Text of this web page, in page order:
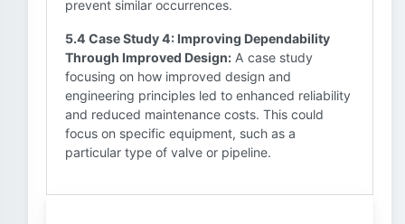
prevent similar occurrences.
5.4 Case Study 4: Improving Dependability
Through Improved Design: A case study
focusing on how improved design and
engineering principles led to enhanced reliability
and reduced maintenance costs. This could
focus on specific equipment, such as a
particular type of valve or pipeline.